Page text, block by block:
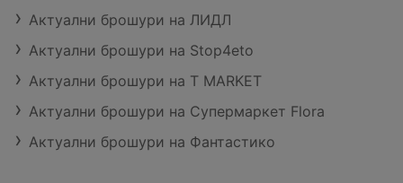
Актуални брошури на ЛИДЛ
Актуални брошури на Stop4eto
Актуални брошури на T MARKET
Актуални брошури на Супермаркет Flora
Актуални брошури на Фантастико